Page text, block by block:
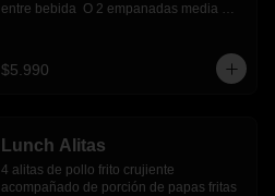
entre bebida  O 2 empanadas media
$5.990
Lunch Alitas
4 alitas de pollo frito crujiente
acompañado de porción de papas fritas